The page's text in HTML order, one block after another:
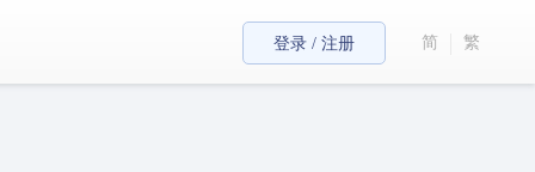
登录 / 注册 简 繁